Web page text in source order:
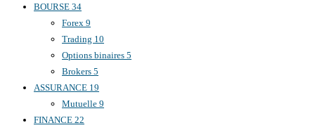
BOURSE 34
Forex 9
Trading 10
Options binaires 5
Brokers 5
ASSURANCE 19
Mutuelle 9
FINANCE 22